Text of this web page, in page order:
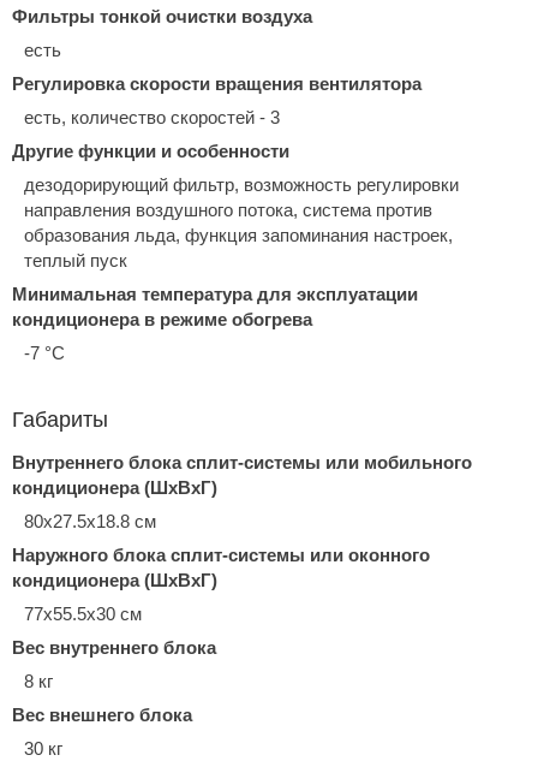
Фильтры тонкой очистки воздуха
есть
Регулировка скорости вращения вентилятора
есть, количество скоростей - 3
Другие функции и особенности
дезодорирующий фильтр, возможность регулировки
направления воздушного потока, система против
образования льда, функция запоминания настроек,
теплый пуск
Минимальная температура для эксплуатации
кондиционера в режиме обогрева
-7 °С
Габариты
Внутреннего блока сплит-системы или мобильного
кондиционера (ШxВxГ)
80x27.5x18.8 см
Наружного блока сплит-системы или оконного
кондиционера (ШxВxГ)
77x55.5x30 см
Вес внутреннего блока
8 кг
Вес внешнего блока
30 кг